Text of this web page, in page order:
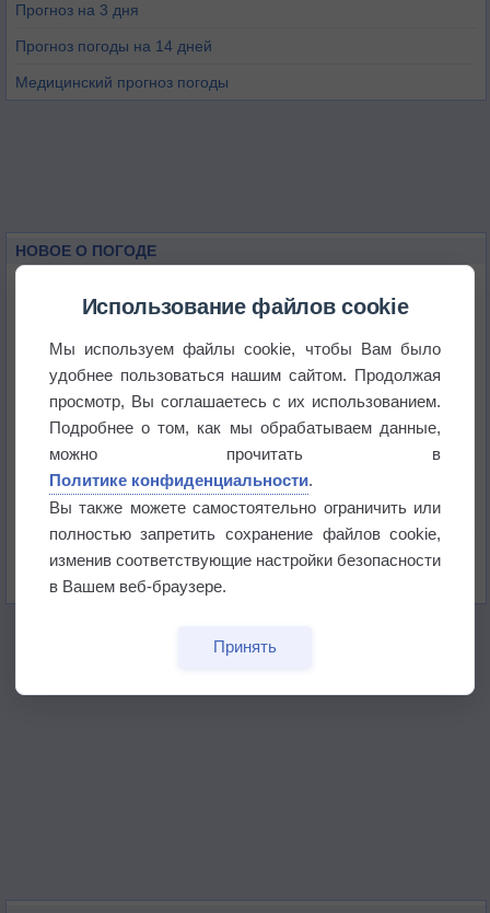
Прогноз на 3 дня
Прогноз погоды на 14 дней
Медицинский прогноз погоды
НОВОЕ О ПОГОДЕ
+51°
Европейские столицы бьют рекорды жары
Впервые за 155 лет в Лондоне в течение месяца
не выпадал дождь
Лето продолжит щедро раздавать своё тепло!
Использование файлов cookie
Мы используем файлы cookie, чтобы Вам было
удобнее пользоваться нашим сайтом. Продолжая
просмотр, Вы соглашаетесь с их использованием.
Подробнее о том, как мы обрабатываем данные,
можно прочитать в
Политике конфиденциальности.
Вы также можете самостоятельно ограничить или
полностью запретить сохранение файлов cookie,
изменив соответствующие настройки безопасности
в Вашем веб-браузере.
Принять